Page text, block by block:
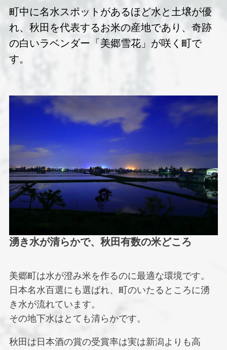
町中に名水スポットがあるほど水と土壌が優
れ、秋田を代表するお米の産地であり、奇跡
の白いラベンダー「美郷雪花」が咲く町で
す。
湧き水が清らかで、秋田有数の米どころ
美郷町は水が澄み米を作るのに最適な環境です。
日本名水百選にも選ばれ、町のいたるところに湧
き水が流れています。
その地下水はとても清らかです。
秋田は日本酒の賞の受賞率は実は新潟よりも高